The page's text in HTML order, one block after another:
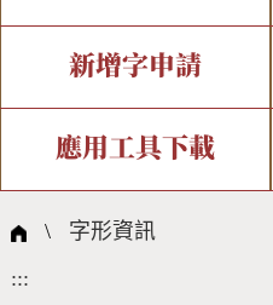
全字庫介紹
中文碼介紹
國際字碼相關組織
IDS查詢
複合查詢
筆畫查詢
新增字申請
新字申請處理流程
字形即時顯示
全字庫授權
應用工具下載
個人電腦造字處理工具
問題集
\ 字形資訊
:::